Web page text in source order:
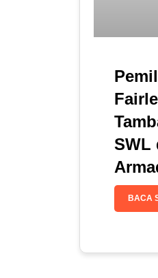
SWL
BACA